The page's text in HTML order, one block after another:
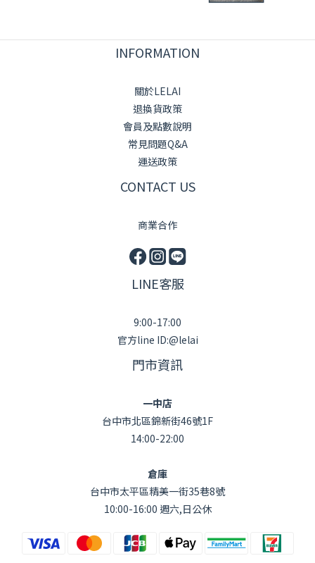
INFORMATION
關於LELAI
退換貨政策
會員及點數說明
常見問題Q&A
運送政策
CONTACT US
商業合作
LINE客服
9:00-17:00
官方line ID:@lelai
門市資訊
一中店
台中市北區錦新街46號1F
14:00-22:00
倉庫
台中市太平區精美一街35巷8號
10:00-16:00 週六,日公休